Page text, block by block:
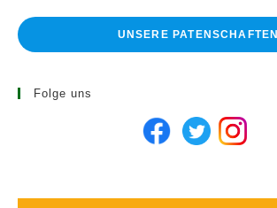
UNSERE PATENSCHAFTEN
Folge uns